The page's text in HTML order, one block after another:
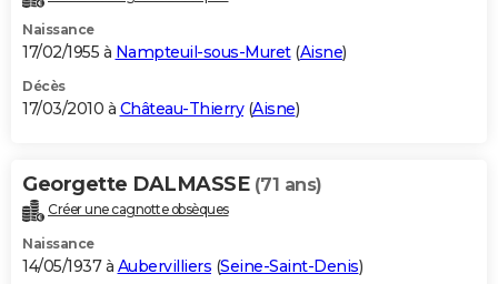
Naissance
17/02/1955 à Nampteuil-sous-Muret(Aisne)
Décès
17/03/2010 à Château-Thierry(Aisne)
Georgette DALMASSE (71 ans)
Créer une cagnotte obsèques
Naissance
14/05/1937 à Aubervilliers (Seine-Saint-Denis)